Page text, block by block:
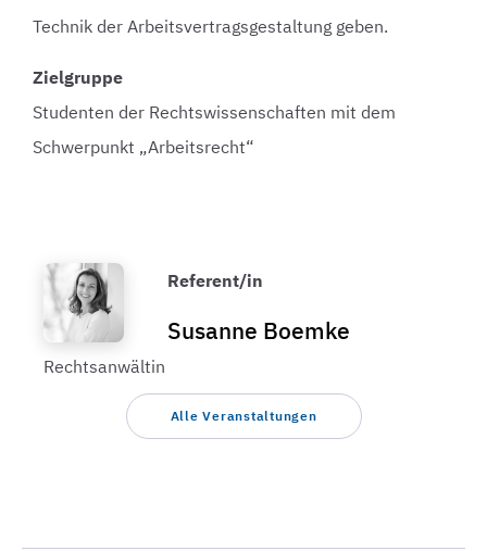
Technik der Arbeitsvertragsgestaltung geben.
Zielgruppe
Studenten der Rechtswissenschaften mit dem
Schwerpunkt „Arbeitsrecht“
Referent/in
Susanne Boemke
Rechtsanwältin
Alle Veranstaltungen